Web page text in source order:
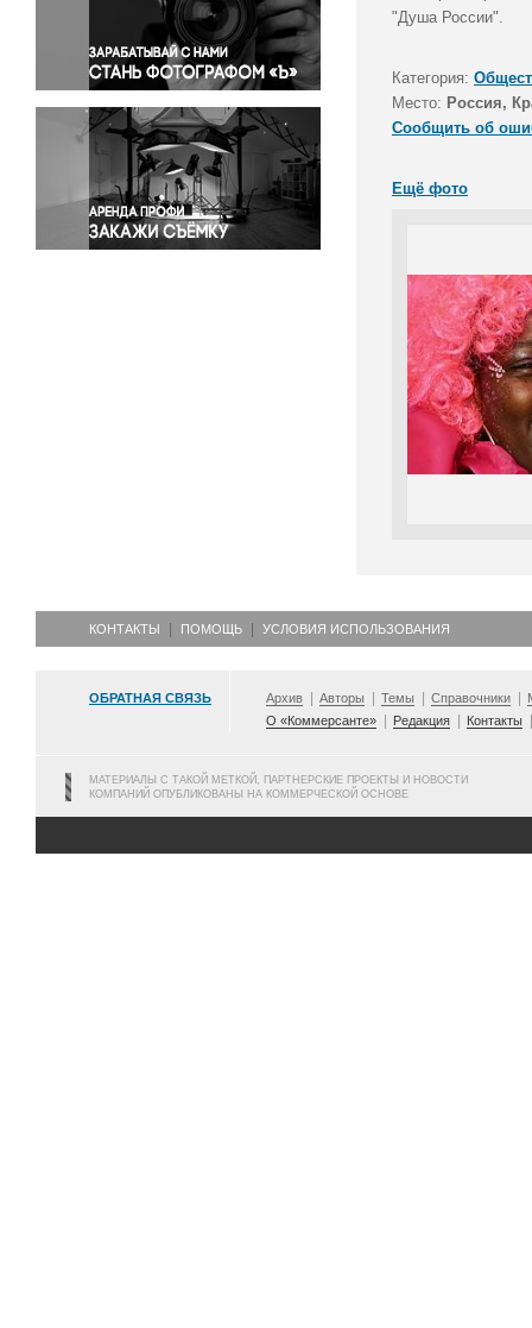
Правосудие
Происшествия и конфликты
Религия
Светская жизнь
Спорт
Экология
Экономика и бизнес
"Душа России".
Категория:
Место: Россия,
Сообщить об
Ещё фото
КОНТАКТЫ ПОМОЩЬ УСЛОВИЯ ИСПОЛЬЗОВАНИЯ
ОБРАТНАЯ СВЯЗЬ Архив Авторы Темы Справочники
О «Коммерсанте»
Редакция Контакты
МАТЕРИАЛЫ С ТАКОЙ МЕТКОЙ, ПАРТНЕРСКИЕ ПРОЕКТЫ И НОВОСТИ
КОМПАНИЙ ОПУБЛИКОВАНЫ НА КОММЕРЧЕСКОЙ ОСНОВЕ